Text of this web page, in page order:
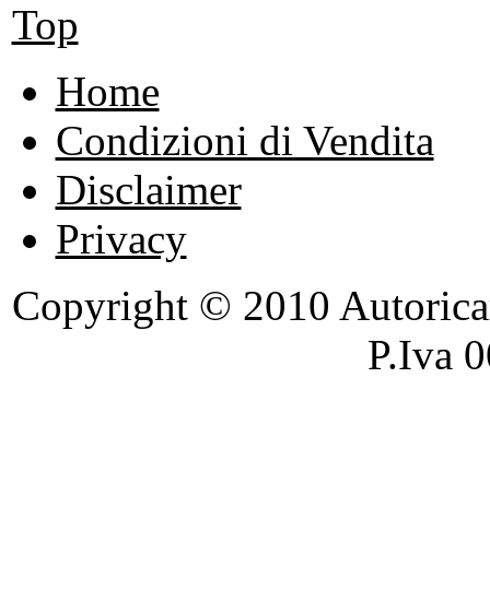
Top
Home
Condizioni di Vendita
Disclaimer
Privacy
Copyright © 2010
P.Iva